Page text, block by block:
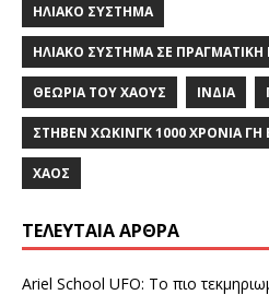
ΗΛΙΑΚΌ ΣΎΣΤΗΜΑ
ΗΛΙΑΚΌ ΣΎΣΤΗΜΑ ΣΕ ΠΡΑΓΜΑΤΙΚΉ
ΘΕΩΡΊΑ ΤΟΥ ΧΆΟΥΣ ΙΝΔΙΑ
ΣΤΗΒΕΝ ΧΩΚΙΝΓΚ 1000 ΧΡΟΝΙΑ
ΧΆΟΣ
ΤΕΛΕΥΤΑΊΑ ΆΡΘΡΑ
Ariel School UFO: Το πιο